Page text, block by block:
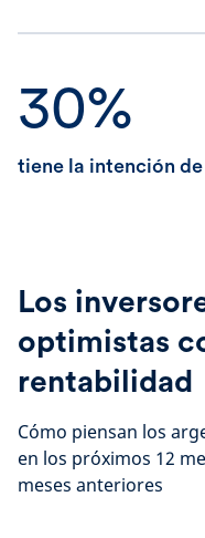
30%
tiene la intención
Los
optimistas
rentabilidad
Cómo piensan los
en los próximos 12
meses anteriores